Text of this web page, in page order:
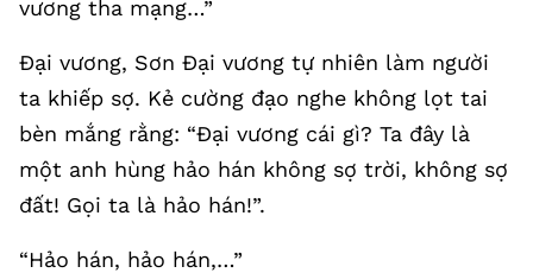
vương tha mạng…”
Đại vương, Sơn Đại vương tự nhiên làm người
ta khiếp sợ. Kẻ cường đạo nghe không lọt tai
bèn mắng rằng: “Đại vương cái gì? Ta đây là
một anh hùng hảo hán không sợ trời, không sợ
đất! Gọi ta là hảo hán!”.
“Hảo hán, hảo hán,…”